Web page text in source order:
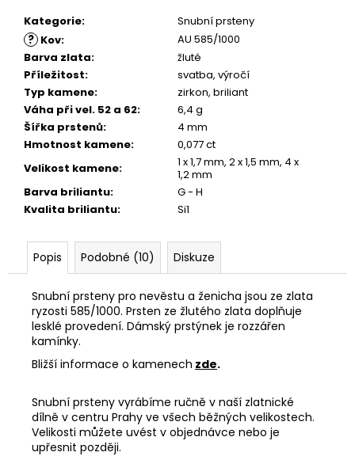
Kategorie: Snubní prsteny
? Kov:
AU 585/1000
Barva zlata:
žluté
Příležitost:
svatba, výročí
Typ kamene:
zirkon, briliant
Váha při vel. 52 a 62:
6,4 g
Šířka prstenů:
4 mm
Hmotnost kamene:
0,077 ct
Velikost kamene:
1 x 1,7 mm, 2 x 1,5 mm, 4 x
1,2 mm
Barva briliantu:
G - H
Kvalita briliantu: Si1
Popis Podobné (10) Diskuze
Snubní prsteny pro nevěstu a ženicha jsou ze zlata
ryzosti 585/1000. Prsten ze žlutého zlata doplňuje
lesklé provedení. Dámský prstýnek je rozzářen
kamínky.
Bližší informace o kamenech zde.
Snubní prsteny vyrábíme ručně v naší zlatnické
dílně v centru Prahy ve všech běžných velikostech.
Velikosti můžete uvést v objednávce nebo je
upřesnit později.